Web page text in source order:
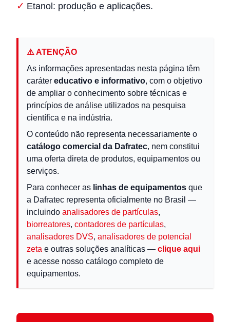
Etanol: produção e aplicações.
⚠️ ATENÇÃO
As informações apresentadas nesta página têm
caráter educativo e informativo, com o objetivo
de ampliar o conhecimento sobre técnicas e
princípios de análise utilizados na pesquisa
científica e na indústria.
O conteúdo não representa necessariamente o
catálogo comercial da Dafratec, nem constitui
uma oferta direta de produtos, equipamentos ou
serviços.
Para conhecer as linhas de equipamentos que
a Dafratec representa oficialmente no Brasil —
incluindo analisadores de partículas,
biorreatores, contadores de partículas,
analisadores DVS, analisadores de potencial
zeta e outras soluções analíticas — clique aqui
e acesse nosso catálogo completo de
equipamentos.